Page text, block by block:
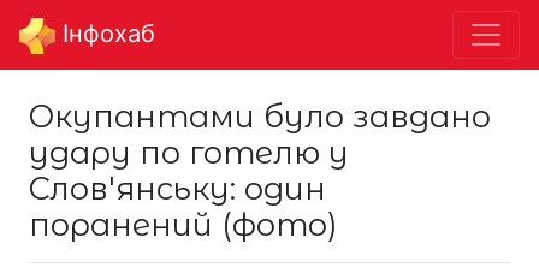
Інфохаб
Окупантами було завдано
удару по готелю у
Слов'янську: один
поранений (фото)